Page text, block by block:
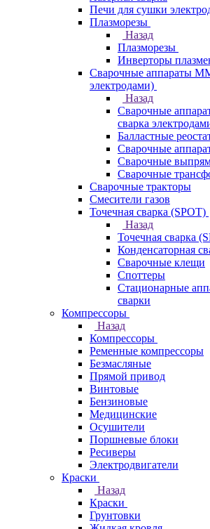
Печи для сушки
Плазморезы
Назад
Плазморезы
Инверторы
Сварочные аппараты
электродами)
Назад
Сварочные
сварка
Балластные
Сварочные
Сварочные
Сварочные
Сварочные тракторы
Смесители газов
Точечная сварка (SPOT)
Назад
Точечная сварка
Конденсаторная
Сварочные клещи
Споттеры
Стационарные
сварки
Компрессоры
Назад
Компрессоры
Ременные компрессоры
Безмасляные
Прямой привод
Винтовые
Бензиновые
Медицинские
Осушители
Поршневые блоки
Ресиверы
Электродвигатели
Краски
Назад
Краски
Грунтовки